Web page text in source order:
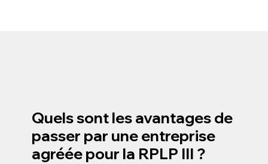
Quels sont les avantages de
passer par une entreprise
agréée pour la RPLP III ?